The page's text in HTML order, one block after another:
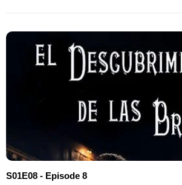
S01E08 - Episode 8